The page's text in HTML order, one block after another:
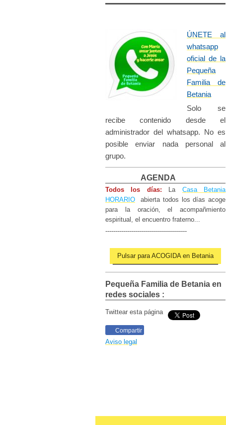
ÚNETE al
whatsapp
oficial de la
Pequeña
Familia de
Betania​
Solo se
recibe contenido desde el
administrador del whatsapp. No es
posible enviar nada personal al
grupo.
AGENDA
Todos los días: La
Casa Betania
HORARIO abierta todos los díasacoge
para la oración, el acompañmiento
espiritual, el encuentro fraterno...
-----------------------------------------
Pulsar para ACOGIDA en Betania
Pequeña Familia de Betania en
redes sociales :
Twittear esta página
Compartir
Aviso legal​